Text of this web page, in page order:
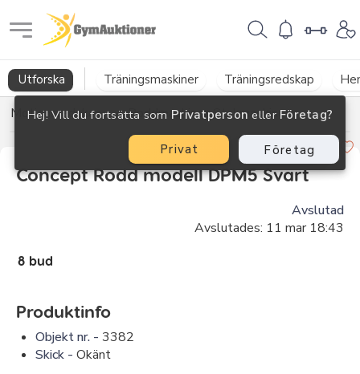
GymAuktioner
Hej! Vill du fortsätta som Privatperson eller Företag?
Privat Företag
Utforska Träningsmaskiner Träningsredskap
Motionsredskap →Roddmaskiner-Stakmaskiner
Concept Rodd modell DPM5 Svart
Avslutad
Avslutades: 11 mar 18:43
8 bud
Produktinfo
Objekt nr. - 3382
Skick - Okänt